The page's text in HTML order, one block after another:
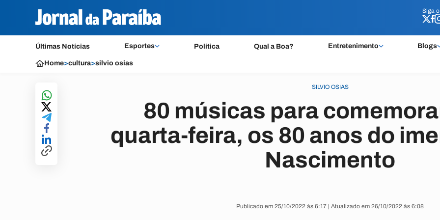
Siga o
Últimas Notícias Esportes Política Qual a Boa? Entretenimento Blogs
Siga o
Home>cultura>silvio osias
SILVIO OSIAS
80 músicas para
quarta-feira, os 80 anos do
Nascimento
Publicado em 25/10/2022 às 6:17 | Atualizado em 26/10/2022 às 6:08